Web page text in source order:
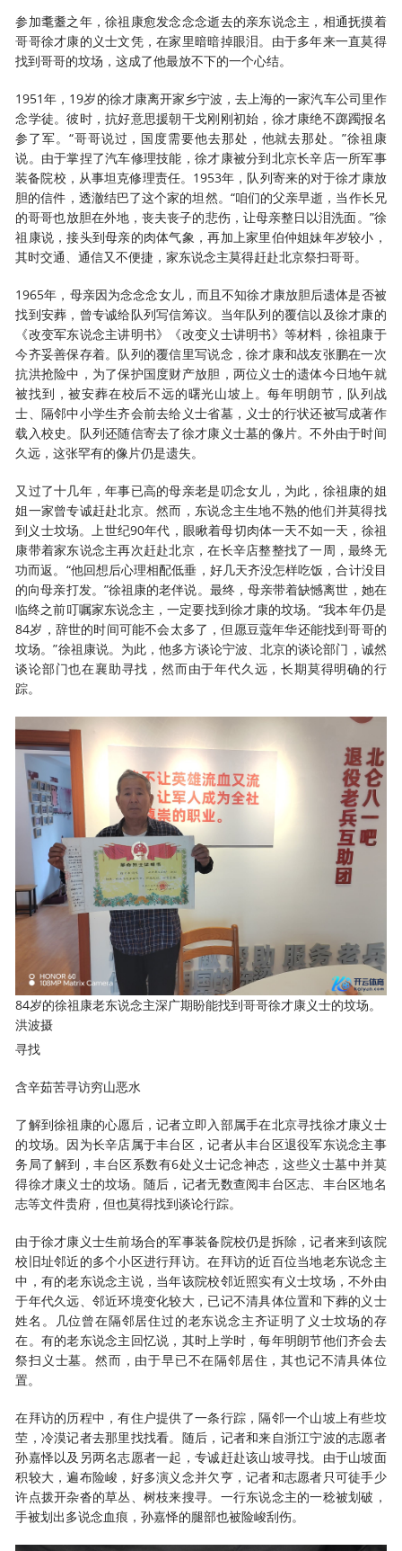
参加耄耋之年，徐祖康愈发念念念逝去的亲东说念主，相通抚摸着
哥哥徐才康的义士文凭，在家里暗暗掉眼泪。由于多年来一直莫得
找到哥哥的坟场，这成了他最放不下的一个心结。
1951年，19岁的徐才康离开家乡宁波，去上海的一家汽车公司里作
念学徒。彼时，抗好意思援朝干戈刚刚初始，徐才康绝不踯躅报名
参了军。“哥哥说过，国度需要他去那处，他就去那处。”徐祖康
说。由于掌捏了汽车修理技能，徐才康被分到北京长辛店一所军事
装备院校，从事坦克修理责任。1953年，队列寄来的对于徐才康放
胆的信件，透澈结巴了这个家的坦然。“咱们的父亲早逝，当作长兄
的哥哥也放胆在外地，丧夫丧子的悲伤，让母亲整日以泪洗面。”徐
祖康说，接头到母亲的肉体气象，再加上家里伯仲姐妹年岁较小，
其时交通、通信又不便捷，家东说念主莫得赶赴北京祭扫哥哥。
1965年，母亲因为念念念女儿，而且不知徐才康放胆后遗体是否被
找到安葬，曾专诚给队列写信筹议。当年队列的覆信以及徐才康的
《改变军东说念主讲明书》《改变义士讲明书》等材料，徐祖康于
今齐妥善保存着。队列的覆信里写说念，徐才康和战友张鹏在一次
抗洪抢险中，为了保护国度财产放胆，两位义士的遗体今日地午就
被找到，被安葬在校后不远的曙光山坡上。每年明朗节，队列战
士、隔邻中小学生齐会前去给义士省墓，义士的行状还被写成著作
载入校史。队列还随信寄去了徐才康义士墓的像片。不外由于时间
久远，这张罕有的像片仍是遗失。
又过了十几年，年事已高的母亲老是叨念女儿，为此，徐祖康的姐
姐一家曾专诚赶赴北京。然而，东说念主生地不熟的他们并莫得找
到义士坟场。上世纪90年代，眼瞅着母切肉体一天不如一天，徐祖
康带着家东说念主再次赶赴北京，在长辛店整整找了一周，最终无
功而返。“他回想后心理相配低垂，好几天齐没怎样吃饭，合计没目
的向母亲打发。”徐祖康的老伴说。最终，母亲带着缺憾离世，她在
临终之前叮嘱家东说念主，一定要找到徐才康的坟场。“我本年仍是
84岁，辞世的时间可能不会太多了，但愿豆蔻年华还能找到哥哥的
坟场。”徐祖康说。为此，他多方谈论宁波、北京的谈论部门，诚然
谈论部门也在襄助寻找，然而由于年代久远，长期莫得明确的行
踪。
84岁的徐祖康老东说念主深广期盼能找到哥哥徐才康义士的坟场。
洪波摄
寻找
含辛茹苦寻访穷山恶水
了解到徐祖康的心愿后，记者立即入部属手在北京寻找徐才康义士
的坟场。因为长辛店属于丰台区，记者从丰台区退役军东说念主事
务局了解到，丰台区系数有6处义士记念神态，这些义士墓中并莫
得徐才康义士的坟场。随后，记者无数查阅丰台区志、丰台区地名
志等文件贵府，但也莫得找到谈论行踪。
由于徐才康义士生前场合的军事装备院校仍是拆除，记者来到该院
校旧址邻近的多个小区进行拜访。在拜访的近百位当地老东说念主
中，有的老东说念主说，当年该院校邻近照实有义士坟场，不外由
于年代久远、邻近环境变化较大，已记不清具体位置和下葬的义士
姓名。几位曾在隔邻居住过的老东说念主齐证明了义士坟场的存
在。有的老东说念主回忆说，其时上学时，每年明朗节他们齐会去
祭扫义士墓。然而，由于早已不在隔邻居住，其也记不清具体位
置。
在拜访的历程中，有住户提供了一条行踪，隔邻一个山坡上有些坟
茔，冷漠记者去那里找找看。随后，记者和来自浙江宁波的志愿者
孙嘉怿以及另两名志愿者一起，专诚赶赴该山坡寻找。由于山坡面
积较大，遍布险峻，好多演义念并欠亨，记者和志愿者只可徒手少
许点拨开杂沓的草丛、树枝来搜寻。一行东说念主的一稔被划破，
手被划出多说念血痕，孙嘉怿的腿部也被险峻刮伤。